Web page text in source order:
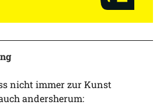
nicht immer zur Kunst
andersherum: